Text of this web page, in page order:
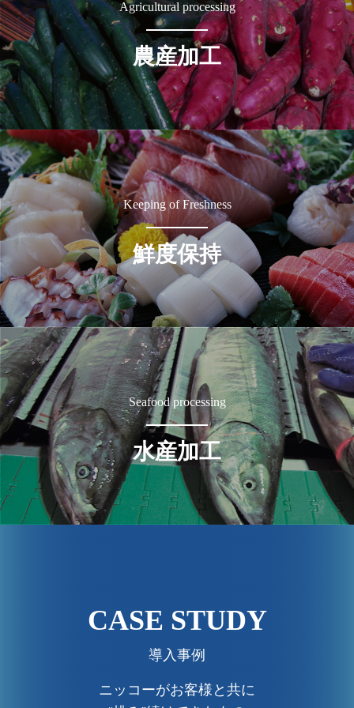
Agricultural processing
農産加工
Keeping of Freshness
鮮度保持
Seafood processing
水産加工
CASE STUDY
導入事例
ニッコーがお客様と共に